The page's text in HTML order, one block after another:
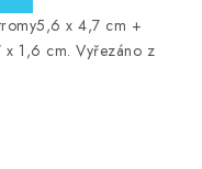
x 4,7 cm +
x 1,6 cm. Vyřezáno z